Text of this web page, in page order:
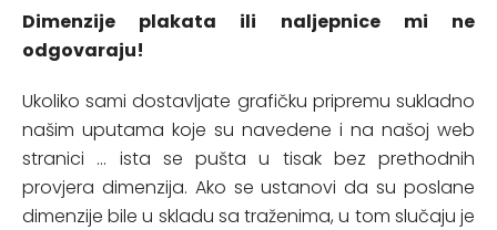
Dimenzije plakata ili naljepnice mi ne
odgovaraju!
Ukoliko sami dostavljate grafičku pripremu sukladno
našim uputama koje su navedene i na našoj web
stranici ... ista se pušta u tisak bez prethodnih
provjera dimenzija. Ako se ustanovi da su poslane
dimenzije bile u skladu sa traženima, u tom slučaju je